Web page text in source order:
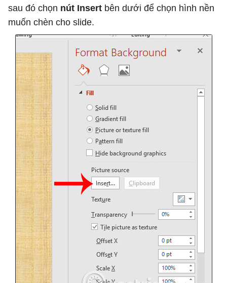
sau đó chọn nút Insert bên dưới để chọn hình nền
muốn chèn cho slide.